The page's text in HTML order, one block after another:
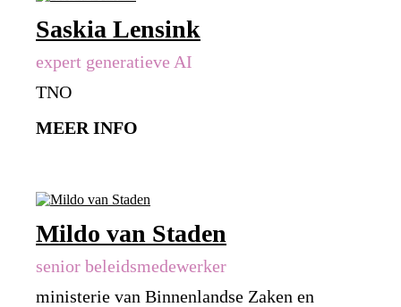
Saskia Lensink
expert generatieve AI
TNO
MEER INFO
Mildo van Staden
senior beleidsmedewerker
ministerie van Binnenlandse Zaken en